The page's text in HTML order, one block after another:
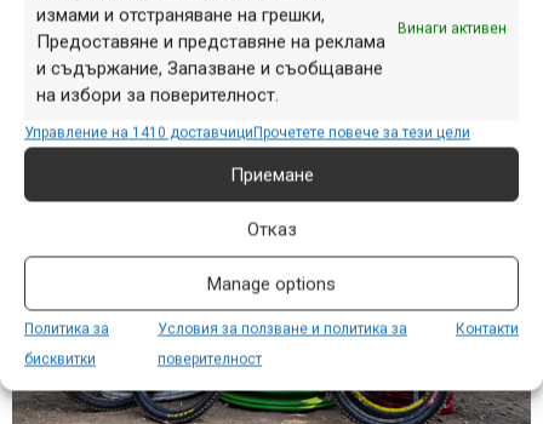
измами и отстраняване на грешки,
Предоставяне и представяне на реклама
и съдържание, Запазване и съобщаване
на избори за поверителност.
Винаги активен
Управление на 1410 доставчициПрочетете повече за тези цели
Приемане
Отказ
Manage options
Политика за
бисквитки
Условия за ползване и политика за
поверителност
Контакти
трети след него се класираха Денис Иванов от клуб
„Райдърс Юнайтед“ и Борис Мариновски.